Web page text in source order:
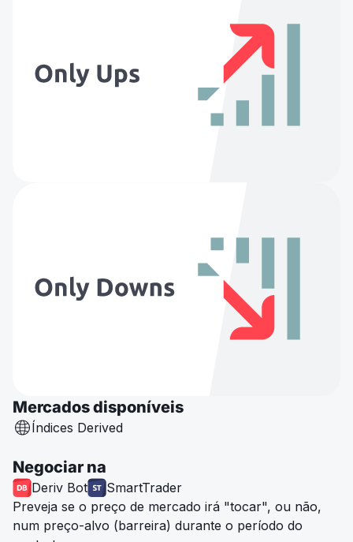
Mercados disponíveis
Índices Derived
Negociar na
Deriv Bot
SmartTrader
Preveja se o preço de mercado irá "tocar", ou não,
num preço-alvo (barreira) durante o período do